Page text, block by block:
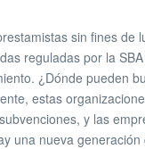
sin fines de
reguladas por la
¿Dónde pueden
estas
y las
una nueva generación